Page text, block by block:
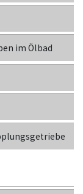
im Ölbad